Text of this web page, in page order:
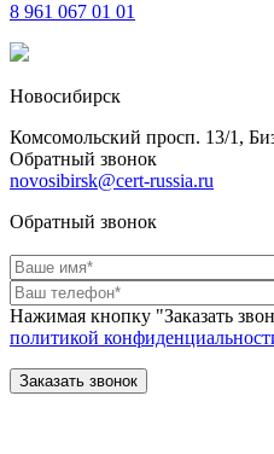
8 961 067 01 01
Новосибирск
Комсомольский просп. 13/1,
Обратный звонок
novosibirsk@cert-russia.ru
Обратный звонок
Нажимая кнопку "Заказать
политикой